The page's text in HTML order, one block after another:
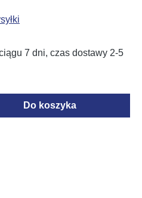
7 dni, czas dostawy 2-5
żądaną ilość
Do koszyka